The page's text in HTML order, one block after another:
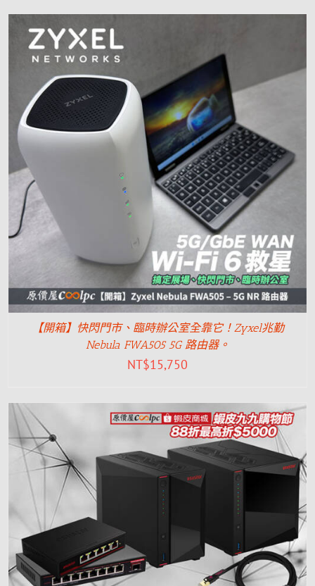
【開箱】快閃門市、臨時辦公室全靠它！Zyxel兆勤
Nebula FWA505 5G 路由器。
NT$15,750